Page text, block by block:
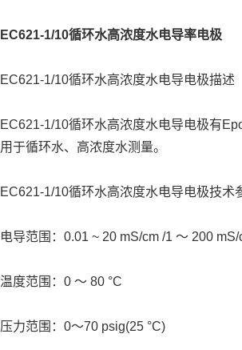
EC621-1/10循环水高浓度水电导率电极
EC621-1/10循环水高浓度水电导电极描述
EC621-1/10循环水高浓度水电导电极有
用于循环水、高浓度水测量。
EC621-1/10循环水高浓度水电导电极技术
电导范围：0.01 ~ 20 mS/cm /1 ～ 200 mS/
温度范围：0 ～ 80 °C
压力范围：0～70 psig(25 °C)